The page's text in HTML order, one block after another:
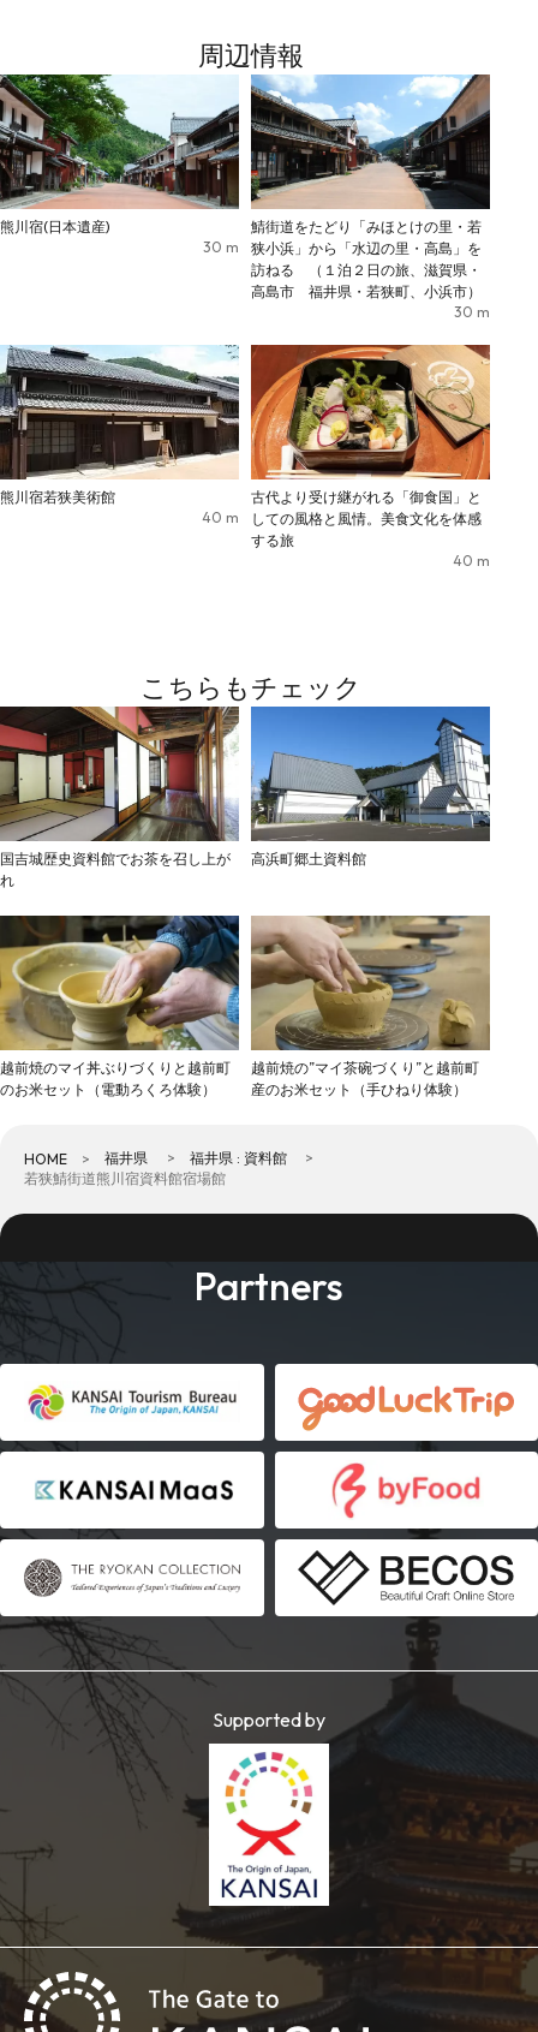
周辺情報
熊川宿(日本遺産)
30 m
鯖街道をたどり「みほとけの里・若
狭小浜」から「水辺の里・高島」を
訪ねる （１泊２日の旅、滋賀県・
高島市 福井県・若狭町、小浜市）
30 m
熊川宿若狭美術館
40 m
古代より受け継がれる「御食国」と
しての風格と風情。美食文化を体感
する旅
40 m
こちらもチェック
国吉城歴史資料館でお茶を召し上が
れ
高浜町郷土資料館
越前焼のマイ丼ぶりづくりと越前町
のお米セット（電動ろくろ体験）
越前焼の”マイ茶碗づくり”と越前町
産のお米セット（手ひねり体験）
HOME 福井県
福井県 : 資料館
若狭鯖街道熊川宿資料館宿場館
Partners
Supported by